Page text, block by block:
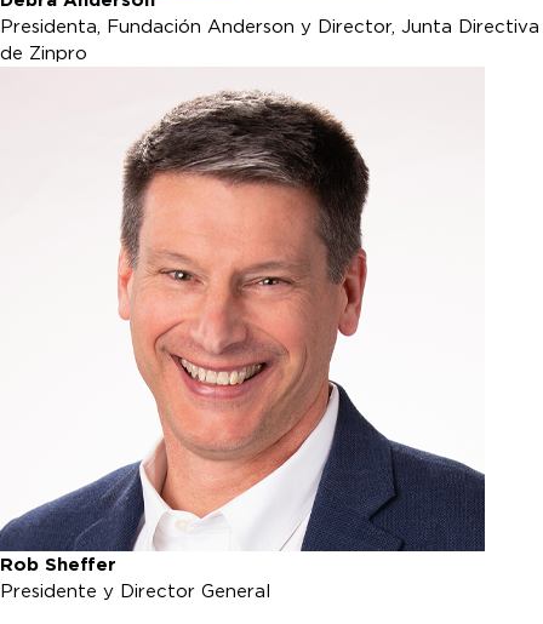
Presidenta, Fundación Anderson y Director, Junta Directiva
de Zinpro
Rob Sheffer
Presidente y Director General